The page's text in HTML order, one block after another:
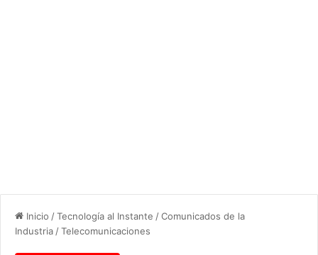
Inicio /Tecnología al Instante /Comunicados de la
Industria /Telecomunicaciones